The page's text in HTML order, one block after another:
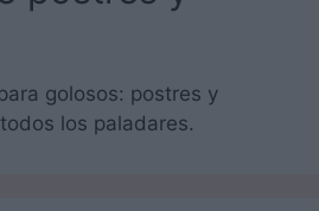
golosos: postres y
los paladares.